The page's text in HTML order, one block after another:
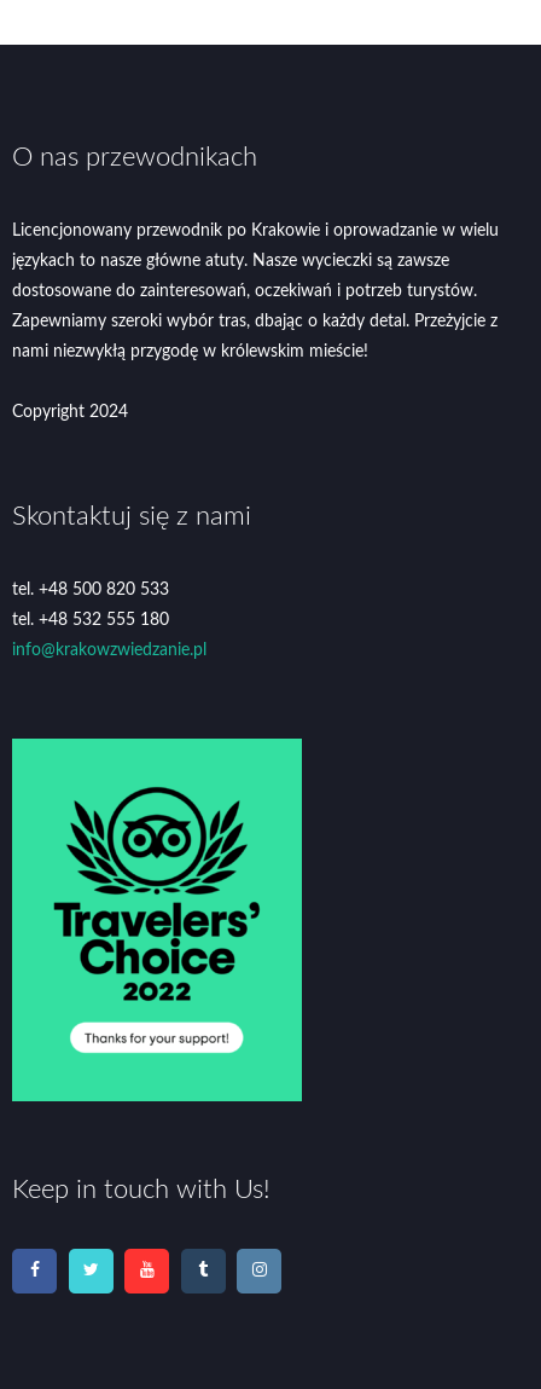
O nas przewodnikach
Licencjonowany przewodnik po Krakowie i oprowadzanie w wielu
językach to nasze główne atuty. Nasze wycieczki są zawsze
dostosowane do zainteresowań, oczekiwań i potrzeb turystów.
Zapewniamy szeroki wybór tras, dbając o każdy detal. Przeżyjcie z
nami niezwykłą przygodę w królewskim mieście!
Copyright 2024
Skontaktuj się z nami
tel. +48 500 820 533
tel. +48 532 555 180
info@krakowzwiedzanie.pl
Keep in touch with Us!